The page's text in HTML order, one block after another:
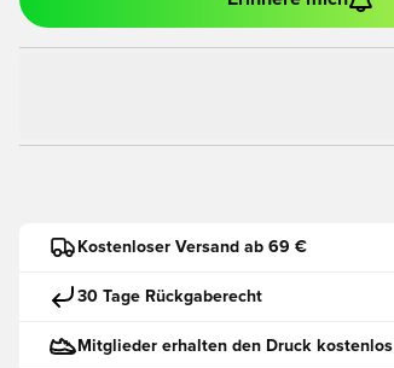
Kostenloser Versand ab 69 €
30 Tage Rückgaberecht
Mitglieder erhalten den Druck kostenlos